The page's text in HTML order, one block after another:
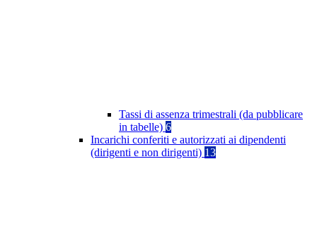
Tassi di assenza trimestrali (da pubblicare
in tabelle) 6
Incarichi conferiti e autorizzati ai dipendenti
(dirigenti e non dirigenti) 13